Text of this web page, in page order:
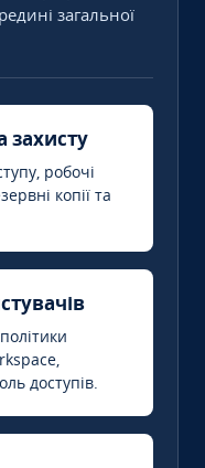
загальної
захисту
робочі
копії та
доступів.